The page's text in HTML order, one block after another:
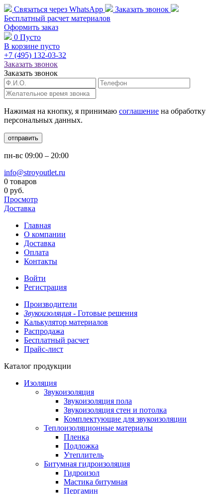
Связаться через WhatsApp
Заказать звонок
Бесплатный расчет материалов
Оформить заказ
0 Пусто
В корзине пусто
+7 (495) 132-03-32
Заказать звонок
Заказать звонок
Нажимая на кнопку, я принимаю соглашение на обработку
персональных данных.
отправить
пн-вс 09:00 – 20:00
info@stroyoutlet.ru
0 товаров
0 руб.
Просмотр
Доставка
Главная
О компании
Доставка
Оплата
Контакты
Войти
Регистрация
Производители
Звукоизоляция - Готовые решения
Калькулятор материалов
Распродажа
Бесплатный расчет
Прайс-лист
Каталог продукции
Изоляция
Звукоизоляция
Звукоизоляция пола
Звукоизоляция стен и потолка
Комплектующие для звукоизоляции
Теплоизоляционные материалы
Пленка
Подложка
Утеплитель
Битумная гидроизоляция
Гидроизол
Мастика битумная
Пергамин